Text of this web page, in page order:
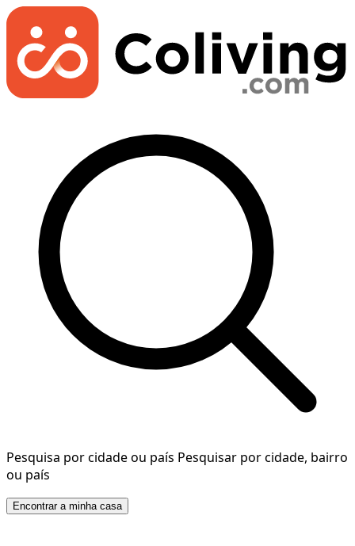
Pesquisa por cidade ou país Pesquisar por cidade, bairro
ou país
Encontrar a minha casa